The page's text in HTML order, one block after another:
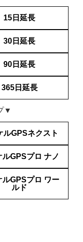
15日延長
30日延長
90日延長
365日延長
▼
ルGPSネクスト
ルGPSプロ ナノ
ルGPSプロ ワー
ルド